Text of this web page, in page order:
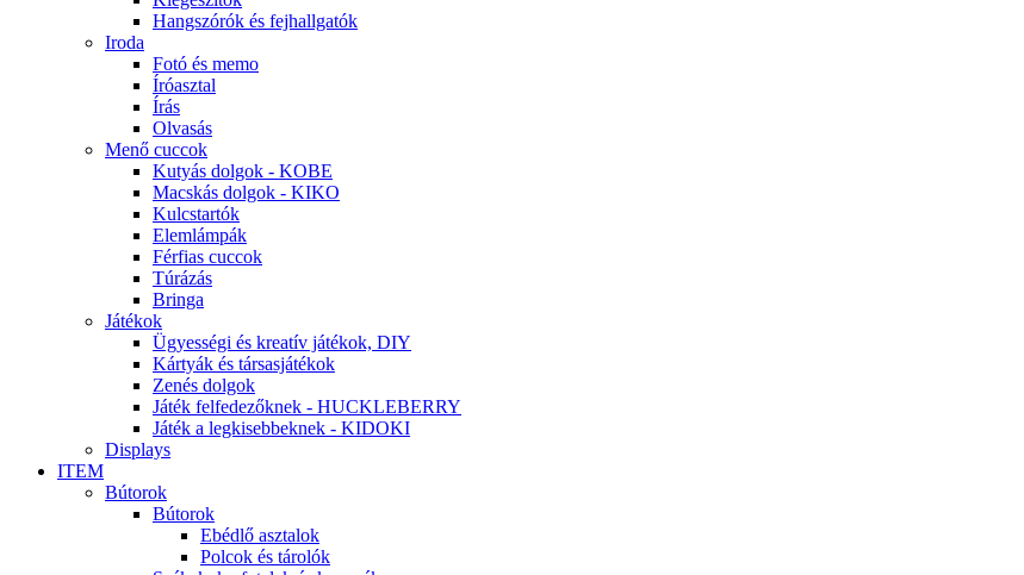
Hangszórók és fejhallgatók
Iroda
Fotó és memo
Íróasztal
Írás
Olvasás
Menő cuccok
Kutyás dolgok - KOBE
Macskás dolgok - KIKO
Kulcstartók
Elemlámpák
Férfias cuccok
Túrázás
Bringa
Játékok
Ügyességi és kreatív játékok, DIY
Kártyák és társasjátékok
Zenés dolgok
Játék felfedezőknek - HUCKLEBERRY
Játék a legkisebbeknek - KIDOKI
Displays
ITEM
Bútorok
Bútorok
Ebédlő asztalok
Polcok és tárolók